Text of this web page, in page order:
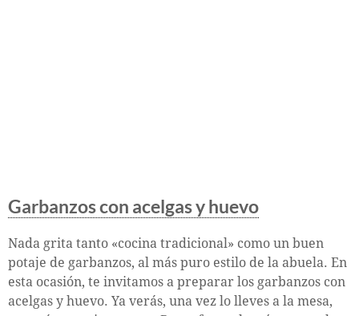
Garbanzos con acelgas y huevo
Nada grita tanto «cocina tradicional» como un buen
potaje de garbanzos, al más puro estilo de la abuela. En
esta ocasión, te invitamos a preparar los garbanzos con
acelgas y huevo. Ya verás, una vez lo lleves a la mesa,